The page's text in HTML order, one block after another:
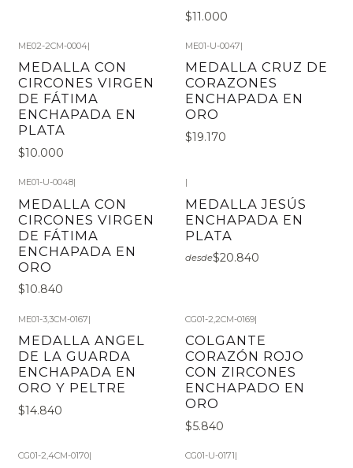
$11.000
ME02-2CM-0004|
MEDALLA CON
CIRCONES VIRGEN
DE FÁTIMA
ENCHAPADA EN
PLATA
$10.000
ME01-U-0047|
MEDALLA CRUZ DE
CORAZONES
ENCHAPADA EN
ORO
$19.170
ME01-U-0048|
MEDALLA CON
CIRCONES VIRGEN
DE FÁTIMA
ENCHAPADA EN
ORO
$10.840
|
MEDALLA JESÚS
ENCHAPADA EN
PLATA
desde$20.840
ME01-3,3CM-0167|
MEDALLA ANGEL
DE LA GUARDA
ENCHAPADA EN
ORO Y PELTRE
$14.840
CG01-2,2CM-0169|
COLGANTE
CORAZÓN ROJO
CON ZIRCONES
ENCHAPADO EN
ORO
$5.840
CG01-2,4CM-0170| CG01-U-0171|